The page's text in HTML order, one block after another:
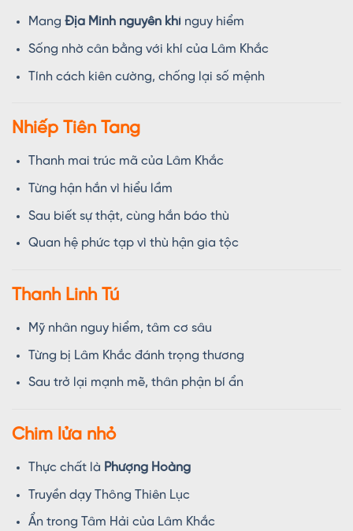
Mang Địa Minh nguyên khí nguy hiểm
Sống nhờ cân bằng với khí của Lâm Khắc
Tính cách kiên cường, chống lại số mệnh
Nhiếp Tiên Tang
Thanh mai trúc mã của Lâm Khắc
Từng hận hắn vì hiểu lầm
Sau biết sự thật, cùng hắn báo thù
Quan hệ phức tạp vì thù hận gia tộc
Thanh Linh Tú
Mỹ nhân nguy hiểm, tâm cơ sâu
Từng bị Lâm Khắc đánh trọng thương
Sau trở lại mạnh mẽ, thân phận bí ẩn
Chim lửa nhỏ
Thực chất là Phượng Hoàng
Truyền dạy Thông Thiên Lục
Ẩn trong Tâm Hải của Lâm Khắc